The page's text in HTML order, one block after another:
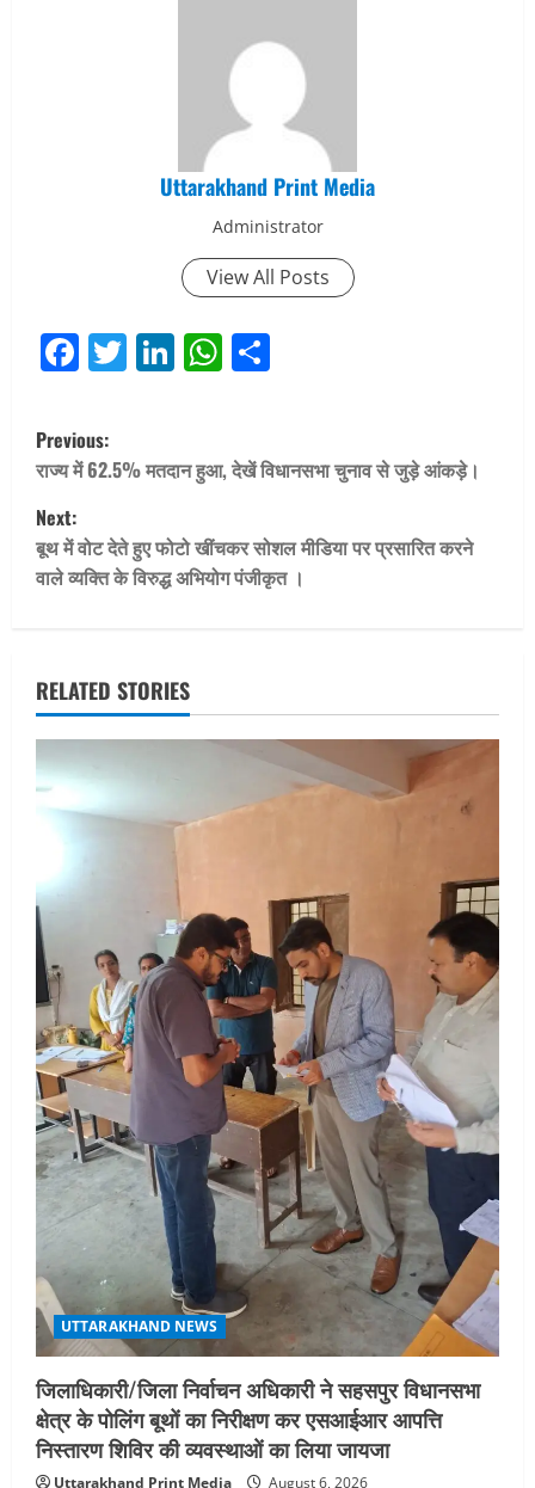
Uttarakhand Print Media
Administrator
View All Posts
Facebook
Twitter
LinkedIn
WhatsApp
P
o
s
t
a
v
i
g
a
t
o
n
Previous:
राज्य में 62.5% मतदान हुआ, देखें विधानसभा चुनाव से जुड़े आंकड़े।
Next:
बूथ में वोट देते हुए फोटो खींचकर सोशल मीडिया पर प्रसारित करने
वाले व्यक्ति के विरुद्ध अभियोग पंजीकृत ।
RELATED STORIES
UTTARAKHAND NEWS
जिलाधिकारी/जिला निर्वाचन अधिकारी ने सहसपुर विधानसभा
क्षेत्र के पोलिंग बूथों का निरीक्षण कर एसआईआर आपत्ति
निस्तारण शिविर की व्यवस्थाओं का लिया जायजा
Uttarakhand Print Media August 6, 2026